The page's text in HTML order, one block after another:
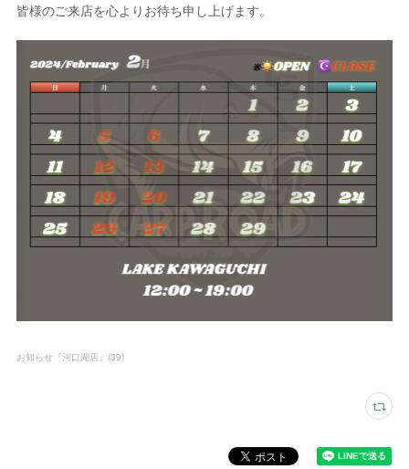
皆様のご来店を心よりお待ち申し上げます。
お知らせ『河口湖店』 (39)